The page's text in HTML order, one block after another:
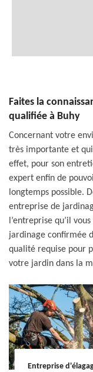
Faites la
qualifiée à Buhy
Concernant votre
très importante et
effet, pour son
expert enfin de
longtemps possible.
entreprise de
l’entreprise qu’il
jardinage confirmée
qualité requise pour
votre jardin dans la
Entreprise